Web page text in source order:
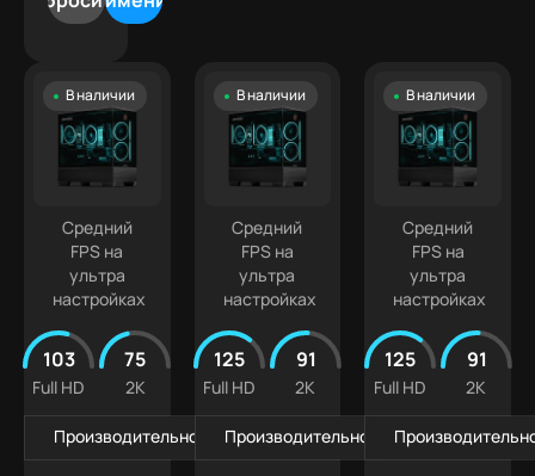
000 ₽
000 ₽
+
5070
9
Ultra
5
Intel
Ultra 7
Лучшая
ПК
Компактные
ПК
Кастомизированные
В наличии
Средний
FPS на
ультра
настройках
103
Full HD
75
2K
Производительность в играх
В наличии
Средний
FPS на
ультра
настройках
125
Full HD
91
2K
Производительность в играх
В наличии
Средний
FPS на
ультра
настройках
125
Full HD
91
2K